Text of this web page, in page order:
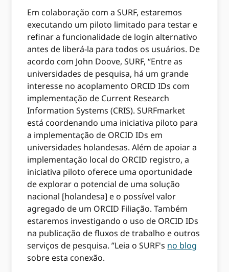
Em colaboração com a SURF, estaremos
executando um piloto limitado para testar e
refinar a funcionalidade de login alternativo
antes de liberá-la para todos os usuários. De
acordo com John Doove, SURF, “Entre as
universidades de pesquisa, há um grande
interesse no acoplamento ORCID IDs com
implementação de Current Research
Information Systems (CRIS). SURFmarket
está coordenando uma iniciativa piloto para
a implementação de ORCID IDs em
universidades holandesas. Além de apoiar a
implementação local do ORCID registro, a
iniciativa piloto oferece uma oportunidade
de explorar o potencial de uma solução
nacional [holandesa] e o possível valor
agregado de um ORCID Filiação. Também
estaremos investigando o uso de ORCID IDs
na publicação de fluxos de trabalho e outros
serviços de pesquisa. ”Leia o SURF's no blog
sobre esta conexão.